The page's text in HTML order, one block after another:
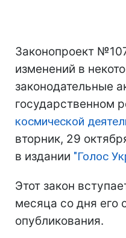
Законопроект
изменений в
законодательные
государственном
космической
вторник, 29
в издании "Голос
Этот закон
месяца со дня его
опубликования.